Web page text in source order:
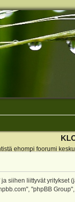
ehompi foorumi
siihen liittyvät
"phpBB